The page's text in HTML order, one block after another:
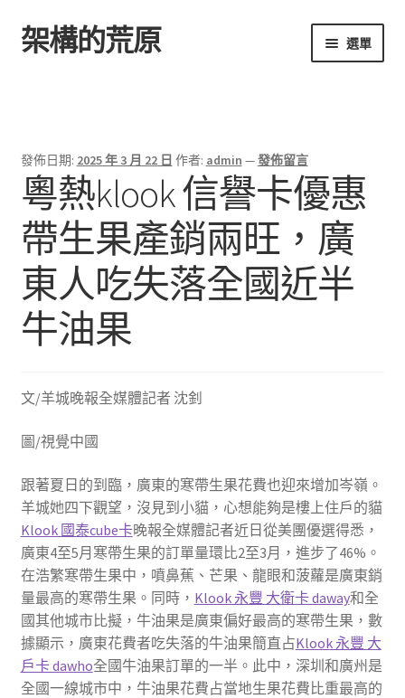
跳
至
跳
至
架構的荒原 選單
發佈日期: 2025 年 3 月 22 日 作者: admin —發佈留言
粵熱klook 信譽卡優惠
帶生果產銷兩旺，廣
東人吃失落全國近半
牛油果
文/羊城晚報全媒體記者 沈釗
圖/視覺中國
跟著夏日的到臨，廣東的寒帶生果花費也迎來增加岑嶺。
羊城她四下觀望，沒見到小貓，心想能夠是樓上住戶的貓
Klook 國泰cube卡晚報全媒體記者近日從美團優選得悉，
廣東4至5月寒帶生果的訂單量環比2至3月，進步了46%。
在浩繁寒帶生果中，噴鼻蕉、芒果、龍眼和菠蘿是廣東銷
量最高的寒帶生果。同時， Klook 永豐 大衛卡 daway和全
國其他城市比擬，牛油果是廣東偏好最高的寒帶生果，數
據顯示，廣東花費者吃失落的牛油果簡直占Klook 永豐 大
戶卡 dawho全國牛油果訂單的一半。此中，深圳和廣州是
全國一線城市中，牛油果花費占當地生果花費比重最高的